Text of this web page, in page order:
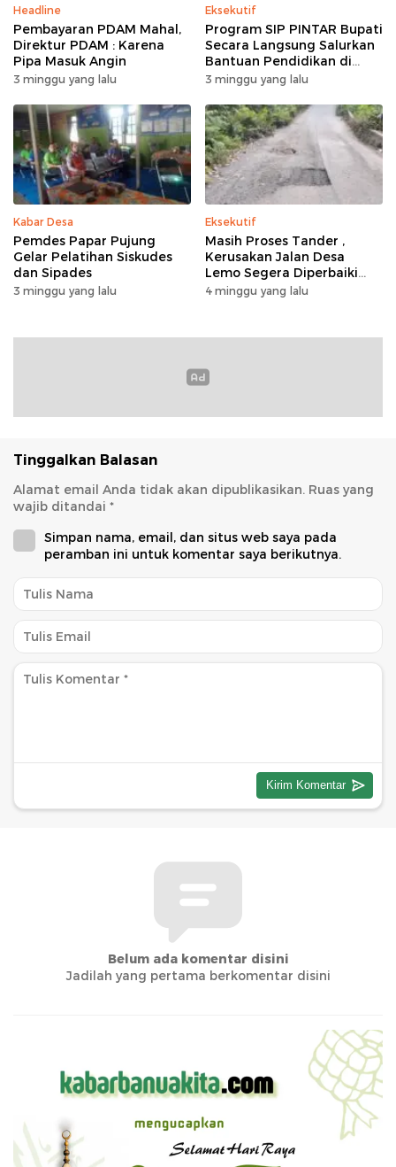
Headline
Pembayaran PDAM Mahal,
Direktur PDAM : Karena
Pipa Masuk Angin
3 minggu yang lalu
Eksekutif
Program SIP PINTAR Bupati
Secara Langsung Salurkan
Bantuan Pendidikan di
Desa Mampuak ll
3 minggu yang lalu
Kabar Desa
Pemdes Papar Pujung
Gelar Pelatihan Siskudes
dan Sipades
3 minggu yang lalu
Eksekutif
Masih Proses Tander ,
Kerusakan Jalan Desa
Lemo Segera Diperbaiki
Tahun Ini
4 minggu yang lalu
Tinggalkan Balasan
Alamat email Anda tidak akan dipublikasikan. Ruas yang
wajib ditandai *
Simpan nama, email, dan situs web saya pada
peramban ini untuk komentar saya berikutnya.
Belum ada komentar disini
Jadilah yang pertama berkomentar disini